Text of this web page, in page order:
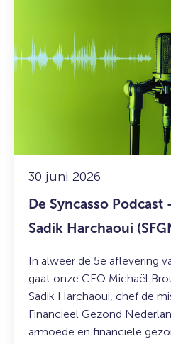
30 juni 2026
De Syncasso
Sadik Harchaoui
In alweer de 5e aflevering
gaat onze CEO Michaël
Sadik Harchaoui, chef de
Financieel Gezond
armoede en financiële
Syncasso
Podcast
Sadik
Harchaoui